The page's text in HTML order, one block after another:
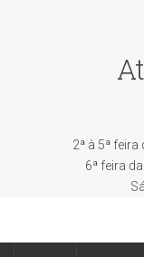
2ª à 5ª
6ª feira